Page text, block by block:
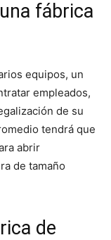
fábrica
equipos, un
empleados,
de su
tendrá que
abrir
de tamaño
de